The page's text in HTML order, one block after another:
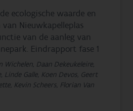
ecologische waarde en
Nieuwkapelleplas
van de aanleg van
Eindrapport fase 1
Wichelen, Daan Dekeukeleire,
Linde Galle, Koen Devos, Geert
Kevin Scheers, Florian Van